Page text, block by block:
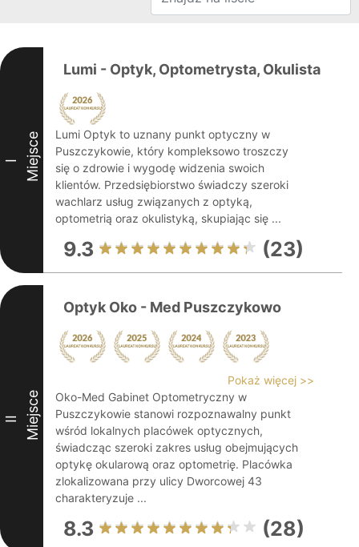
I Miejsce
Lumi - Optyk, Optometrysta, Okulista
Lumi Optyk to uznany punkt optyczny w
Puszczykowie, który kompleksowo troszczy
się o zdrowie i wygodę widzenia swoich
klientów. Przedsiębiorstwo świadczy szeroki
wachlarz usług związanych z optyką,
optometrią oraz okulistyką, skupiając się ...
9.3 (23)
II Miejsce
Optyk Oko - Med Puszczykowo
Pokaż więcej >>
Oko-Med Gabinet Optometryczny w
Puszczykowie stanowi rozpoznawalny punkt
wśród lokalnych placówek optycznych,
świadcząc szeroki zakres usług obejmujących
optykę okularową oraz optometrię. Placówka
zlokalizowana przy ulicy Dworcowej 43
charakteryzuje ...
8.3 (28)